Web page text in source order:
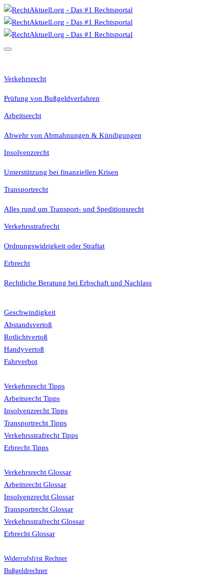
Verkehrsrecht
Prüfung von Bußgeldverfahren
Arbeitsrecht
Abwehr von Abmahnungen & Kündigungen
Insolvenzrecht
Unterstützung bei finanziellen Krisen
Transportrecht
Alles rund um Transport- und Speditionsrecht
Verkehrsstrafrecht
Ordnungswidrigkeit oder Straftat
Erbrecht
Rechtliche Beratung bei Erbschaft und Nachlass
Geschwindigkeit
Abstandsvertoß
Rotlichtvertoß
Handyvertoß
Fahrverbot
Verkehrsrecht Tipps
Arbeitsrecht Tipps
Insolvenzrecht Tipps
Transportrecht Tipps
Verkehrsstrafrecht Tipps
Erbrecht Tipps
Verkehrsrecht Glossar
Arbeitsrecht Glossar
Insolvenzrecht Glossar
Transportrecht Glossar
Verkehrsstrafrecht Glossar
Erbrecht Glossar
Widerrufsfrist Rechner
Bußgeldrechner